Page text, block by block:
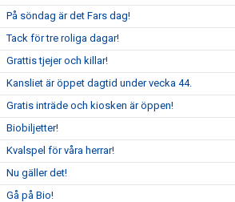
På söndag är det Fars dag!
Tack för tre roliga dagar!
Grattis tjejer och killar!
Kansliet är öppet dagtid under vecka 44.
Gratis inträde och kiosken är öppen!
Biobiljetter!
Kvalspel för våra herrar!
Nu gäller det!
Gå på Bio!